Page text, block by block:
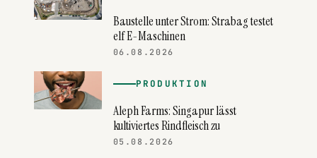
Baustelle unter Strom: Strabag testet
elf E-Maschinen
06.08.2026
PRODUKTION
Aleph Farms: Singapur lässt
kultiviertes Rindfleisch zu
05.08.2026